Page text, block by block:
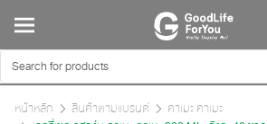
หน้าหลัก สินค้าตามแบรนด์
คาเมะ คาเมะ